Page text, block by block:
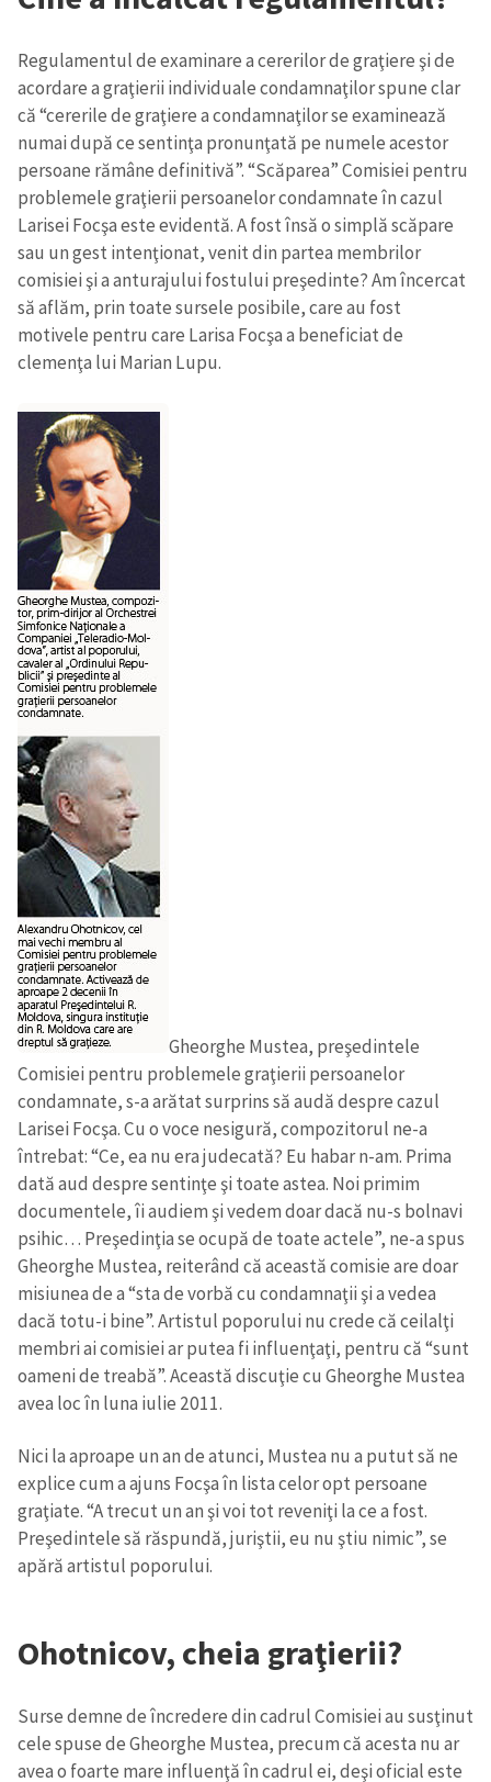
Regulamentul de examinare a cererilor de graţiere şi de
acordare a graţierii individuale condamnaţilor spune clar
că “cererile de graţiere a condamnaţilor se examinează
numai după ce sentinţa pronunţată pe numele acestor
persoane rămâne definitivă”. “Scăparea” Comisiei pentru
problemele graţierii persoanelor condamnate în cazul
Larisei Focşa este evidentă. A fost însă o simplă scăpare
sau un gest intenţionat, venit din partea membrilor
comisiei şi a anturajului fostului preşedinte? Am încercat
să aflăm, prin toate sursele posibile, care au fost
motivele pentru care Larisa Focşa a beneficiat de
clemenţa lui Marian Lupu.
Gheorghe Mustea, preşedintele
Comisiei pentru problemele graţierii persoanelor
condamnate, s-a arătat surprins să audă despre cazul
Larisei Focşa. Cu o voce nesigură, compozitorul ne-a
întrebat: “Ce, ea nu era judecată? Eu habar n-am. Prima
dată aud despre sentinţe şi toate astea. Noi primim
documentele, îi audiem şi vedem doar dacă nu-s bolnavi
psihic… Preşedinţia se ocupă de toate actele”, ne-a spus
Gheorghe Mustea, reiterând că această comisie are doar
misiunea de a “sta de vorbă cu condamnaţii şi a vedea
dacă totu-i bine”. Artistul poporului nu crede că ceilalţi
membri ai comisiei ar putea fi influenţaţi, pentru că “sunt
oameni de treabă”. Această discuţie cu Gheorghe Mustea
avea loc în luna iulie 2011.
Nici la aproape un an de atunci, Mustea nu a putut să ne
explice cum a ajuns Focşa în lista celor opt persoane
graţiate. “A trecut un an şi voi tot reveniţi la ce a fost.
Preşedintele să răspundă, juriştii, eu nu ştiu nimic”, se
apără artistul poporului.
Ohotnicov, cheia graţierii?
Surse demne de încredere din cadrul Comisiei au susţinut
cele spuse de Gheorghe Mustea, precum că acesta nu ar
avea o foarte mare influenţă în cadrul ei, deşi oficial este
ȘTIREA MEA
Titlu știre+ Adaugă titlu
Link media+ Link media
Mesajul știrei
+ Mesajul știrei